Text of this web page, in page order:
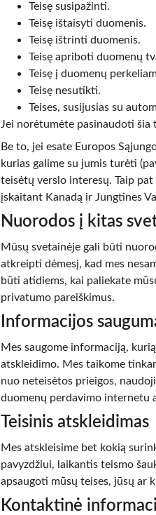
Teisę susipažinti.
Teisę ištaisyti duomenis.
Teisę ištrinti duomenis.
Teisę apriboti duomenų
Teisę į duomenų
Teisę nesutikti.
Teises, susijusias su
Jei norėtumėte pasinaudoti
Be to, jei esate Europos
kurias galime su jumis turėti
teisėtų verslo interesų. Taip
įskaitant Kanadą ir Jungtines
Nuorodos į kitas
Mūsų svetainėje gali būti
atkreipti dėmesį, kad mes
būti atidiems, kai paliekate
privatumo pareiškimus.
Informacijos
Mes saugome informaciją,
atskleidimo. Mes taikome
nuo neteisėtos prieigos,
duomenų perdavimo internetu
Teisinis atskleidimas
Mes atskleisime bet kokią
pavyzdžiui, laikantis teismo
apsaugoti mūsų teises, jūsų ar
Kontaktinė